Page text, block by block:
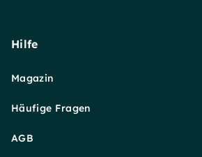
Hilfe
Magazin
Häufige Fragen
AGB